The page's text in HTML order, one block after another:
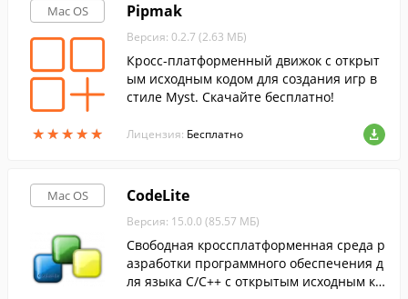
Mac OS
★★★★★
★★★★★
Pipmak
Версия: 0.2.7 (2.63 МБ)
Кросс-платформенный движок с открыт
ым исходным кодом для создания игр в
стиле Myst. Скачайте бесплатно!
Лицензия: Бесплатно
Mac OS CodeLite
Версия: 15.0.0 (85.57 МБ)
Свободная кроссплатформенная среда р
азработки программного обеспечения д
ля языка С/С++ с открытым исходным ко